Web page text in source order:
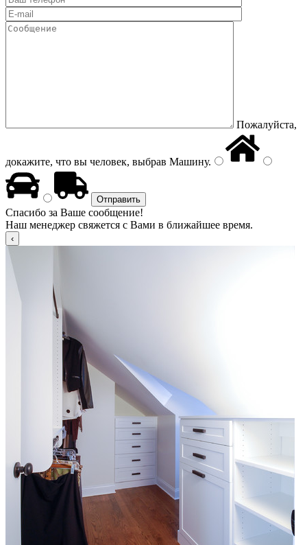
Пожалуйста,
докажите, что вы человек, выбрав Машину.
Спасибо за Ваше сообщение!
Наш менеджер свяжется с Вами в ближайшее время.